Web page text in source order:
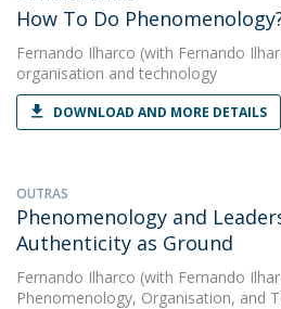
How To Do
Fernando Ilharco (with Fernando
organisation and technology
DOWNLOAD AND MORE DETAILS
OUTRAS
Phenomenology and
Authenticity as Ground
Fernando Ilharco (with Fernando
Phenomenology, Organisation, and